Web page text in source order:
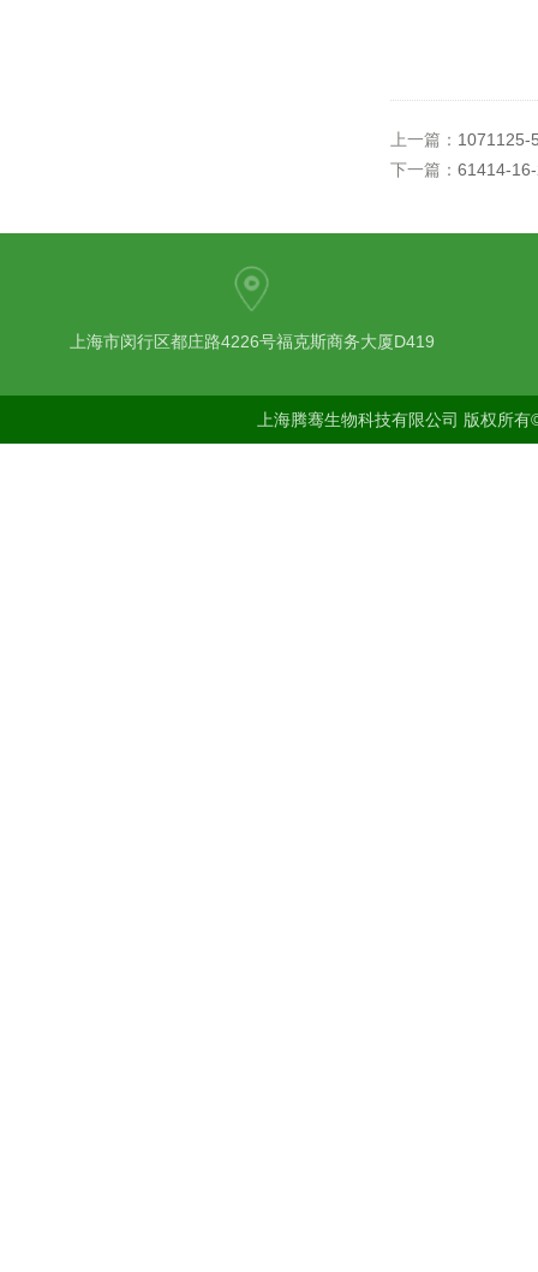
上一篇： 1071125-
下一篇： 61414-
上海市闵行区都庄路4226号福克斯商务大厦D419
上海腾骞生物科技有限公司 版权所